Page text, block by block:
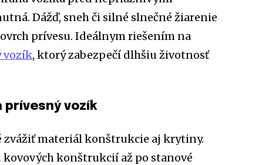
Dážď, sneh či silné slnečné žiarenie
prívesu. Ideálnym riešením na
vozík, ktorý zabezpečí dlhšiu životnosť
prívesný vozík
materiál konštrukcie aj krytiny.
konštrukcií až po stanové